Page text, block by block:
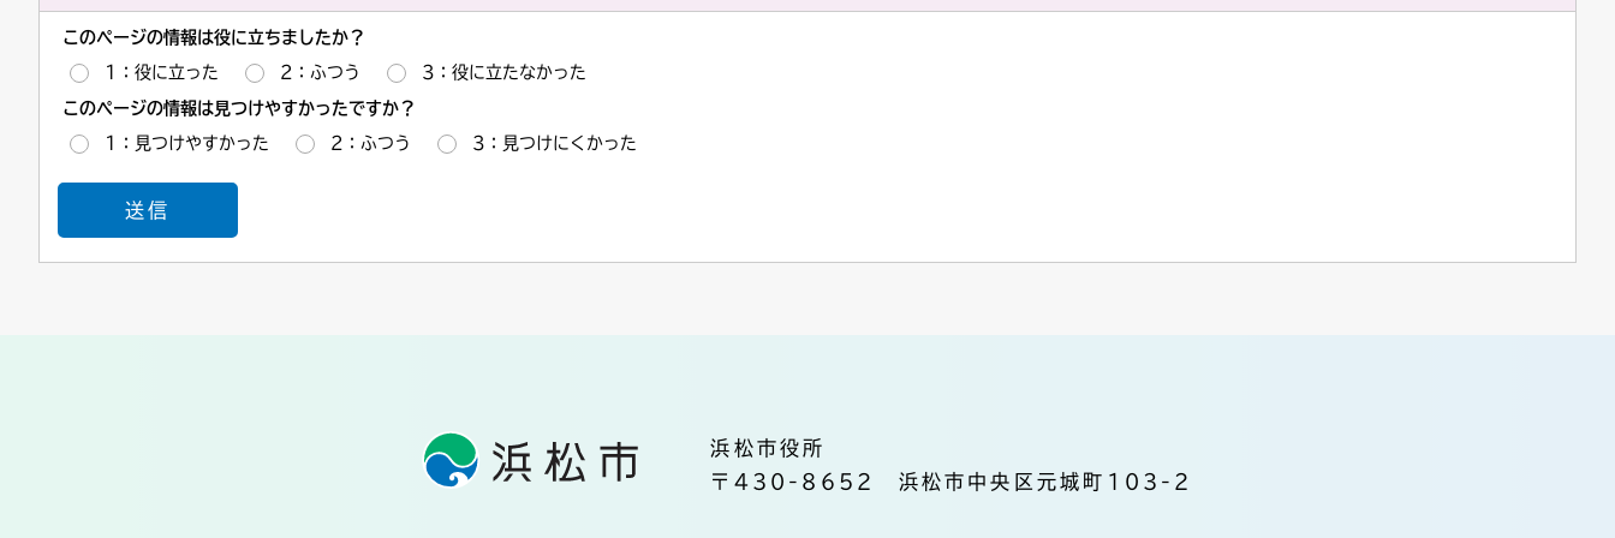
このページの情報は役に立ちましたか？
1：役に立った 2：ふつう 3：役に立たなかった
このページの情報は見つけやすかったですか？
1：見つけやすかった 2：ふつう 3：見つけにくかった
浜松市役所
〒430-8652 浜松市中央区元城町103-2